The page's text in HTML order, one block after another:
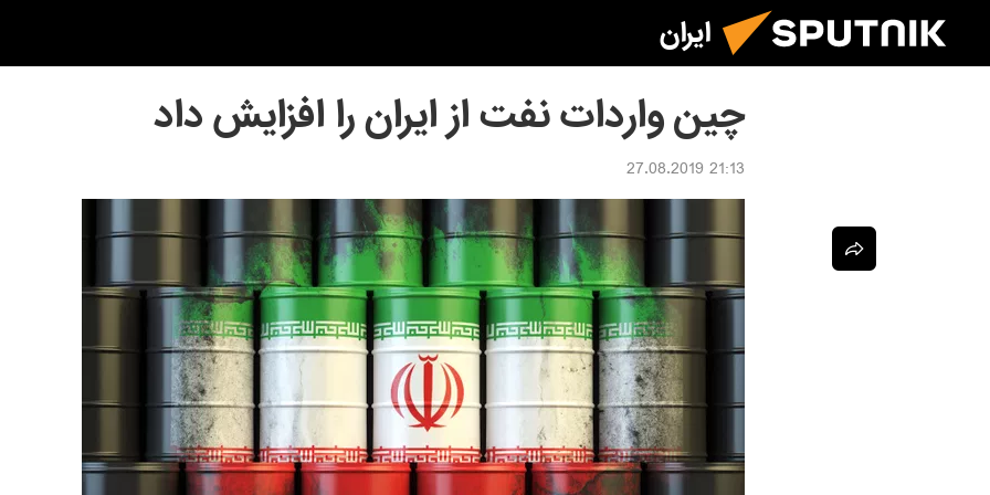
ایران
چین واردات نفت از ایران را افزایش داد
21:13 27.08.2019